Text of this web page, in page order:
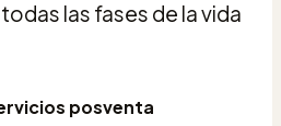
las fases de la vida
posventa